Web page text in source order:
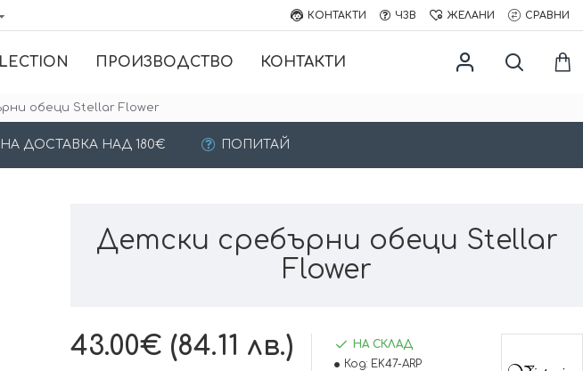
КОНТАКТИ ЧЗВ ЖЕЛАНИ СРАВНИ
ПРОИЗВОДСТВО КОНТАКТИ
обеци Stellar Flower
ДОСТАВКА НАД 180€ ПОПИТАЙ
Детски сребърни обеци Stellar
Flower
43.00€ (84.11 лв.)
НА СКЛАД
Код: EK47-ARP